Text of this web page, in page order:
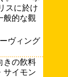
スに於け
般的な觀
ヴィング
きの飮料
サイモン